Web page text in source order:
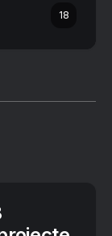
18